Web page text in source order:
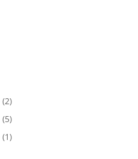
(2)
(5)
(1)